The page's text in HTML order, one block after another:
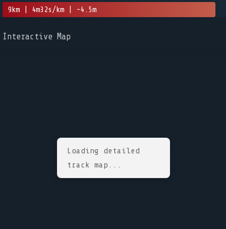
9km | 4m32s/km | -4.5m
Interactive Map
Loading detailed
track map...